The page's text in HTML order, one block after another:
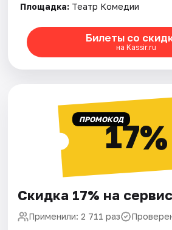
Площадка: Театр Комедии
Билеты со
на Kassir.ru
ПРОМОКОД17%
Скидка 17% на
Применили: 2 711 раз